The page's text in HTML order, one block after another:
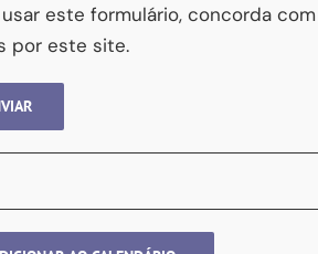
este formulário, concorda
por este site.